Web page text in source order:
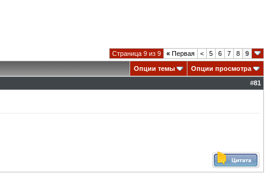
Страница 9 из 9 « Первая < 5 6 7 8 9
Опции темы
Опции просмотра
#81